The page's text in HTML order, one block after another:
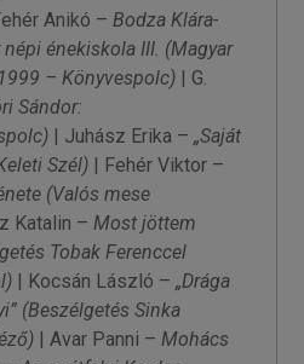
Anikó – Bodza Klára-
énekiskola III. (Magyar
– Könyvespolc)| G.
Sándor:
| Juhász Erika – „Saját
Szél)| Fehér Viktor –
(Valós mese
Katalin – Most jöttem
Tobak Ferenccel
| Kocsán László – „Drága
(Beszélgetés Sinka
| Avar Panni – Mohács